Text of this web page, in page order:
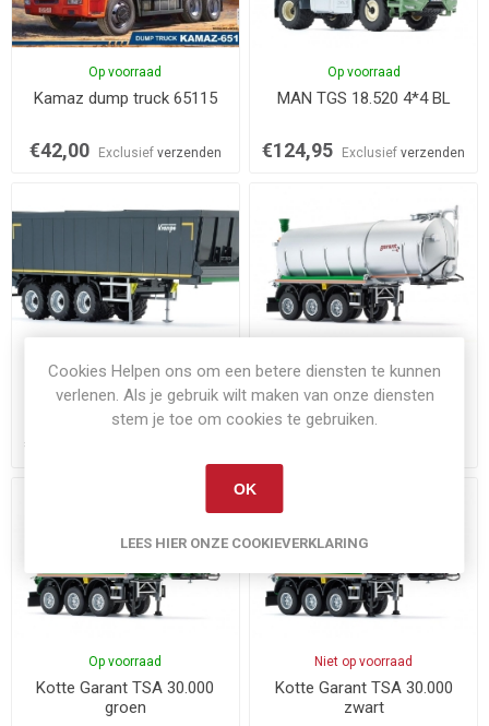
Op voorraad
Kamaz dump truck 65115
€42,00 Exclusief verzenden
Op voorraad
MAN TGS 18.520 4*4 BL
€124,95 Exclusiefverzenden
Op voorraad
Krampe rolbandwagen SBII
30/1070
€114,95
Op voorraad
Kotte Garant TSA 30.000
zilver
Op voorraad
Kotte Garant TSA 30.000
groen
Niet op voorraad
Kotte Garant TSA 30.000
zwart
Cookies Helpen ons om een betere diensten te kunnen
verlenen. Als je gebruik wilt maken van onze diensten
stem je toe om cookies te gebruiken.
OK
LEES HIER ONZE COOKIEVERKLARING